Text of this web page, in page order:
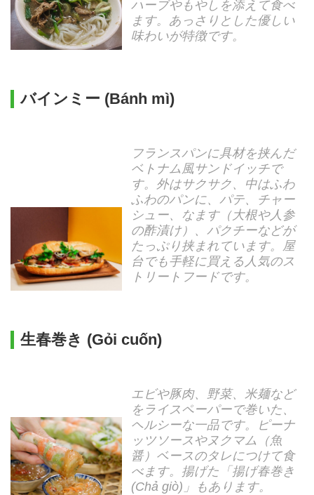
ハーブやもやしを添えて食べ
ます。あっさりとした優しい
味わいが特徴です。
バインミー (Bánh mì)
フランスパンに具材を挟んだ
ベトナム風サンドイッチで
す。外はサクサク、中はふわ
ふわのパンに、パテ、チャー
シュー、なます（大根や人参
の酢漬け）、パクチーなどが
たっぷり挟まれています。屋
台でも手軽に買える人気のス
トリートフードです。
生春巻き (Gỏi cuốn)
エビや豚肉、野菜、米麺など
をライスペーパーで巻いた、
ヘルシーな一品です。ピーナ
ッツソースやヌクマム（魚
醤）ベースのタレにつけて食
べます。揚げた「揚げ春巻き
(Chả giò)」もあります。